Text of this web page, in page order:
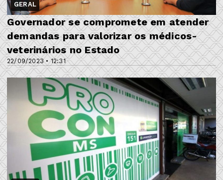
GERAL
22/09/2023 • 12:31
Governador se compromete em atender
demandas para valorizar os médicos-
veterinários no Estado